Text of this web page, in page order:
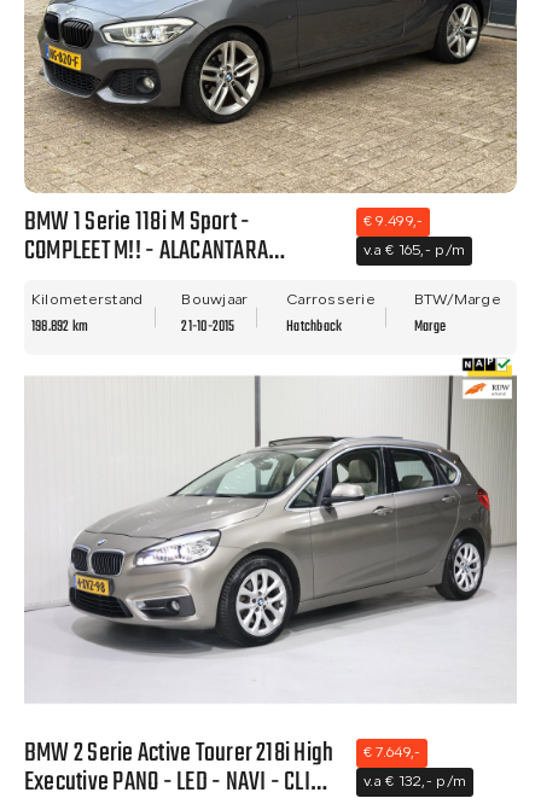
BMW 1 Serie 118i M Sport -
COMPLEET M!! - ALACANTARA
APK!!
€ 9.499,-
v.a € 165,- p/m
Kilometerstand
198.892 km
Bouwjaar
21-10-2015
Carrosserie
Hatchback
BTW/Marge
Marge
BMW 2 Serie Active Tourer 218i High
Executive PANO - LED - NAVI - CLIMA
€ 7.649,-
v.a € 132,- p/m